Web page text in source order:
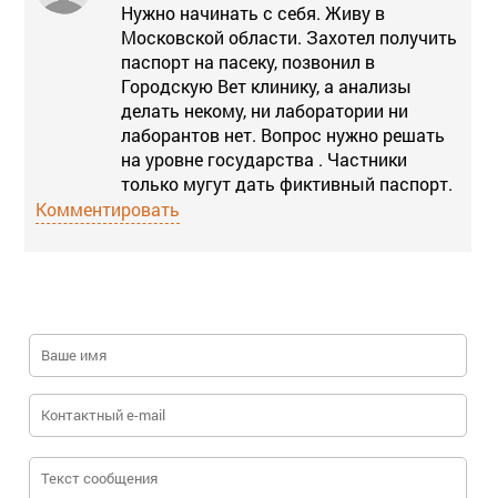
Нужно начинать с себя. Живу в
Московской области. Захотел получить
паспорт на пасеку, позвонил в
Городскую Вет клинику, а анализы
делать некому, ни лаборатории ни
лаборантов нет. Вопрос нужно решать
на уровне государства . Частники
только мугут дать фиктивный паспорт.
Комментировать